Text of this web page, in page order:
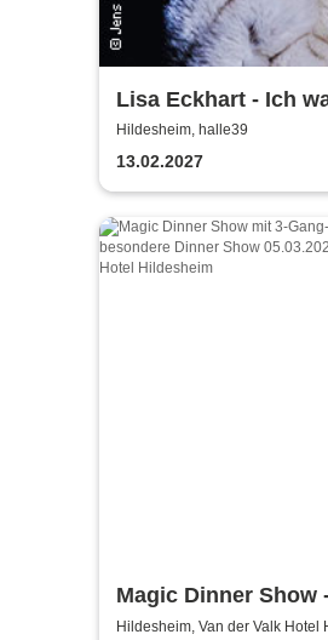
Lisa Eckhart - Ich
Hildesheim, halle39
13.02.2027
Magic Dinner Show
Exklusive
Hildesheim, Van der Valk Hotel